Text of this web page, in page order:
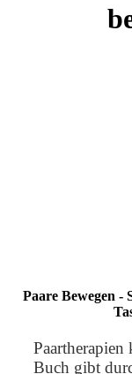
Paare Bewegen -
Buch gibt